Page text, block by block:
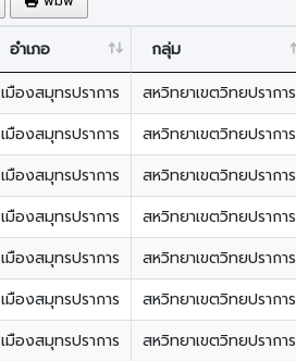
อำเภอ กลุ่ม
เมืองสมุทรปราการ สหวิทยาเขตวิทยปราการ
เมืองสมุทรปราการ สหวิทยาเขตวิทยปราการ
เมืองสมุทรปราการ สหวิทยาเขตวิทยปราการ
เมืองสมุทรปราการ สหวิทยาเขตวิทยปราการ
เมืองสมุทรปราการ สหวิทยาเขตวิทยปราการ
เมืองสมุทรปราการ สหวิทยาเขตวิทยปราการ
เมืองสมุทรปราการ สหวิทยาเขตวิทยปราการ